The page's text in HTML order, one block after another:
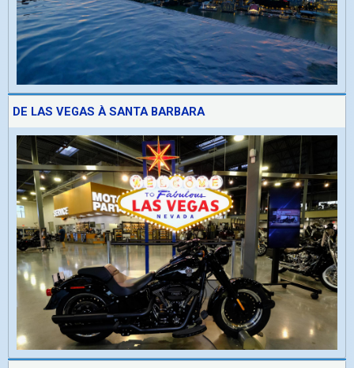
DE LAS VEGAS À SANTA BARBARA